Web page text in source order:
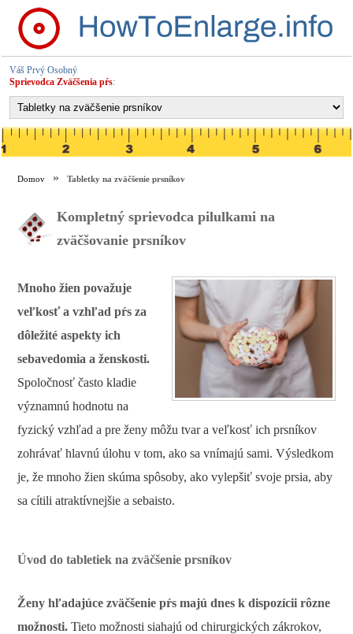
Váš Prvý Osobný
Sprievodca Zväčšenia pŕs:
Domov Tabletky na zväčšenie prsníkov
Kompletný sprievodca pilulkami na
zväčšovanie prsníkov
Mnoho žien považuje
veľkosť a vzhľad pŕs za
dôležité aspekty ich
sebavedomia a ženskosti.
Spoločnosť často kladie
významnú hodnotu na
fyzický vzhľad a pre ženy môžu tvar a veľkosť ich prsníkov
zohrávať hlavnú úlohu v tom, ako sa vnímajú sami. Výsledkom
je, že mnoho žien skúma spôsoby, ako vylepšiť svoje prsia, aby
sa cítili atraktívnejšie a sebaisto.
Úvod do tabletiek na zväčšenie prsníkov
Ženy hľadajúce zväčšenie pŕs majú dnes k dispozícii rôzne
možnosti. Tieto možnosti siahajú od chirurgických zákrokov,